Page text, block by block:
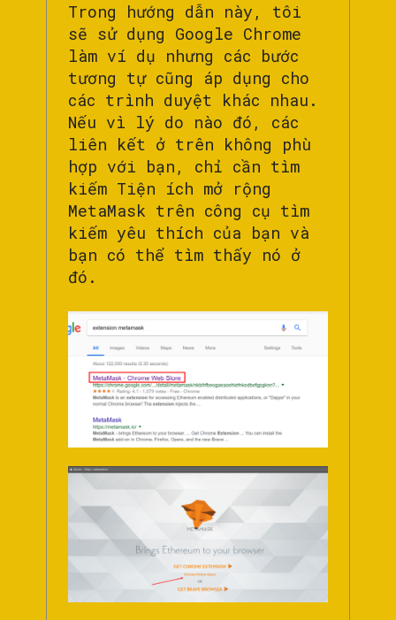
Trong hướng dẫn này, tôi
sẽ sử dụng Google Chrome
làm ví dụ nhưng các bước
tương tự cũng áp dụng cho
các trình duyệt khác nhau.
Nếu vì lý do nào đó, các
liên kết ở trên không phù
hợp với bạn, chỉ cần tìm
kiếm Tiện ích mở rộng
MetaMask trên công cụ tìm
kiếm yêu thích của bạn và
bạn có thể tìm thấy nó ở
đó.